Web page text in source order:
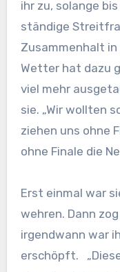
ihr zu, solange
ständige
Zusammenhalt in
Wetter hat dazu
viel mehr
sie. „Wir wollten
ziehen uns ohne
ohne Finale die
Erst einmal war
wehren. Dann
irgendwann war
erschöpft.